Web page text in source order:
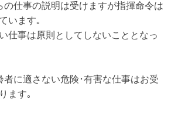
の仕事の説明は受けますが指揮命令は
います｡
事は原則としてしないこととなっ
者に適さない危険･有害な仕事はお受
ます｡